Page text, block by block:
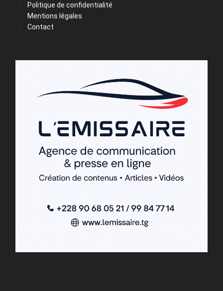
Politique de confidentialité
Mentions légales
Contact